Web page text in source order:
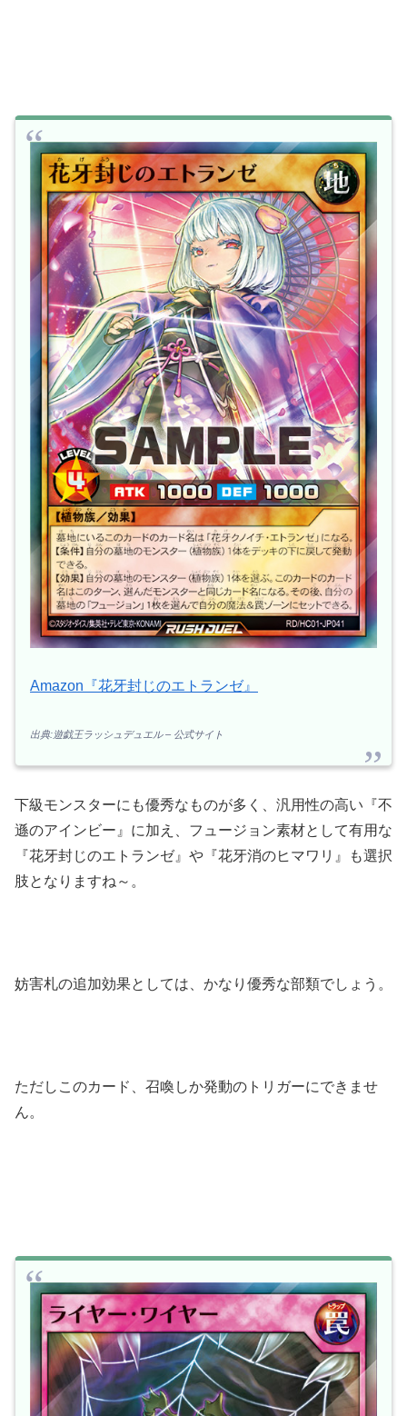
Amazon『花牙封じのエトランゼ』
出典:遊戯王ラッシュデュエル – 公式サイト
下級モンスターにも優秀なものが多く、汎用性の高い『不
遜のアインビー』に加え、フュージョン素材として有用な
『花牙封じのエトランゼ』や『花牙消のヒマワリ』も選択
肢となりますね～。
妨害札の追加効果としては、かなり優秀な部類でしょう。
ただしこのカード、召喚しか発動のトリガーにできませ
ん。